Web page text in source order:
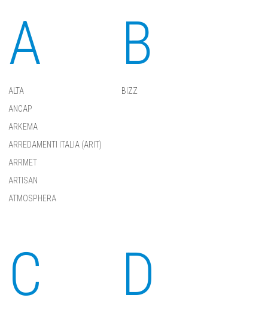
A
ALTA
ANCAP
ARKEMA
ARREDAMENTI ITALIA (ARIT)
ARRMET
ARTISAN
ATMOSPHERA
B
BIZZ
C D